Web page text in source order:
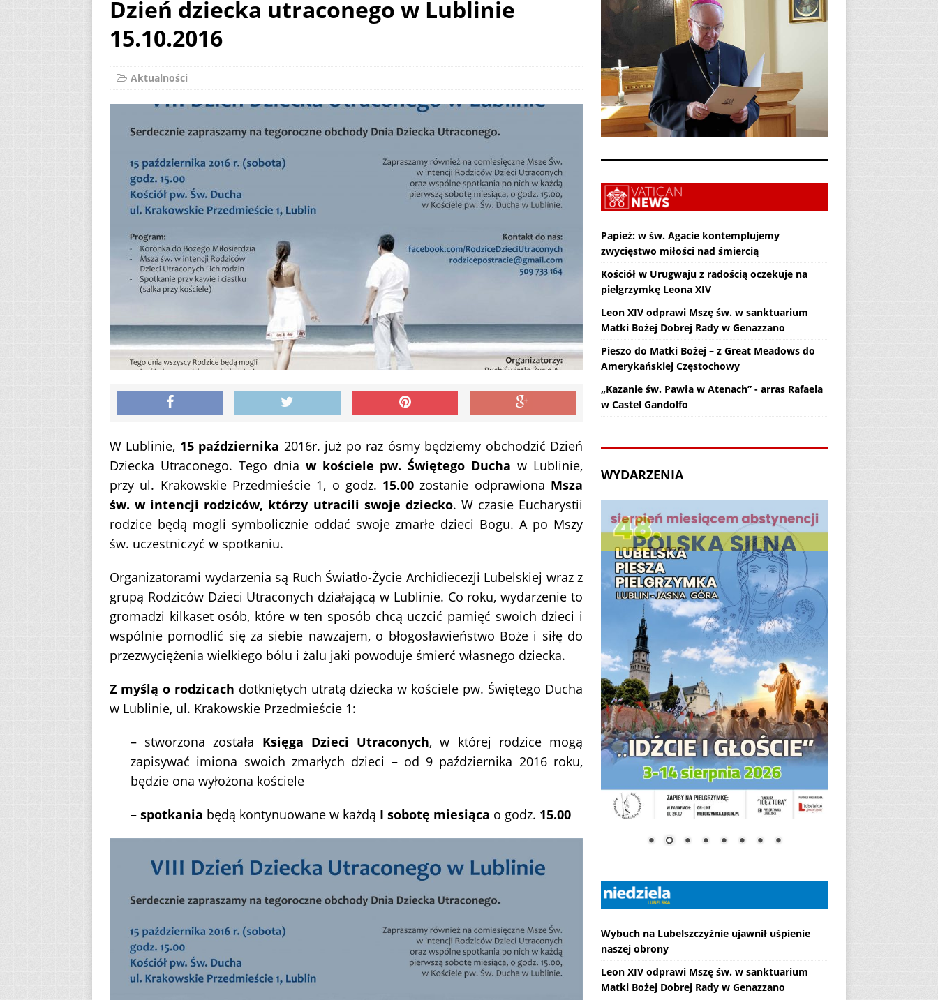
Wiara eksperymentalna. TV lectio divina – XIX Niedziela zwykła „A”
Dzień dziecka utraconego w Lublinie
15.10.2016
Aktualności
W Lublinie, 15 października 2016r. już po raz ósmy będziemy obchodzić Dzień
Dziecka Utraconego. Tego dnia w kościele pw. Świętego Ducha w Lublinie,
przy ul. Krakowskie Przedmieście 1, o godz. 15.00 zostanie odprawiona Msza
św. w intencji rodziców, którzy utracili swoje dziecko. W czasie Eucharystii
rodzice będą mogli symbolicznie oddać swoje zmarłe dzieci Bogu. A po Mszy
św. uczestniczyć w spotkaniu.
Organizatorami wydarzenia są Ruch Światło-Życie Archidiecezji Lubelskiej wraz z
grupą Rodziców Dzieci Utraconych działającą w Lublinie. Co roku, wydarzenie to
gromadzi kilkaset osób, które w ten sposób chcą uczcić pamięć swoich dzieci i
wspólnie pomodlić się za siebie nawzajem, o błogosławieństwo Boże i siłę do
przezwyciężenia wielkiego bólu i żalu jaki powoduje śmierć własnego dziecka.
Z myślą o rodzicach dotkniętych utratą dziecka w kościele pw. Świętego Ducha
w Lublinie, ul. Krakowskie Przedmieście 1:
– stworzona została Księga Dzieci Utraconych, w której rodzice mogą
zapisywać imiona swoich zmarłych dzieci – od 9 października 2016 roku,
będzie ona wyłożona kościele
– spotkania będą kontynuowane w każdą I sobotę miesiąca o godz. 15.00
Papież: w św. Agacie kontemplujemy
zwycięstwo miłości nad śmiercią
Kościół w Urugwaju z radością oczekuje na
pielgrzymkę Leona XIV
Leon XIV odprawi Mszę św. w sanktuarium
Matki Bożej Dobrej Rady w Genazzano
Pieszo do Matki Bożej – z Great Meadows do
Amerykańskiej Częstochowy
„Kazanie św. Pawła w Atenach” - arras Rafaela
w Castel Gandolfo
WYDARZENIA
Wybuch na Lubelszczyźnie ujawnił uśpienie
naszej obrony
Leon XIV odprawi Mszę św. w sanktuarium
Matki Bożej Dobrej Rady w Genazzano